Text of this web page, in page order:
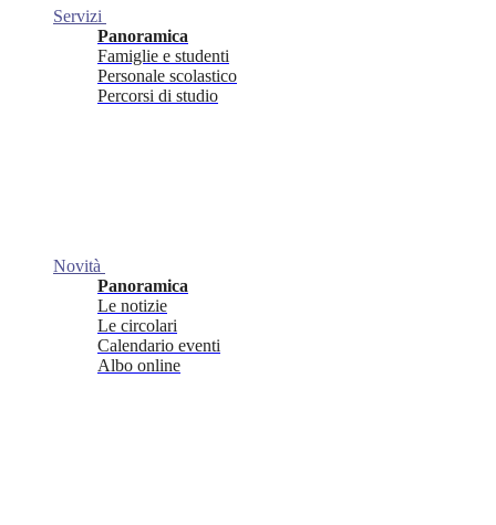
Servizi
Panoramica
Famiglie e studenti
Personale scolastico
Percorsi di studio
Novità
Panoramica
Le notizie
Le circolari
Calendario eventi
Albo online